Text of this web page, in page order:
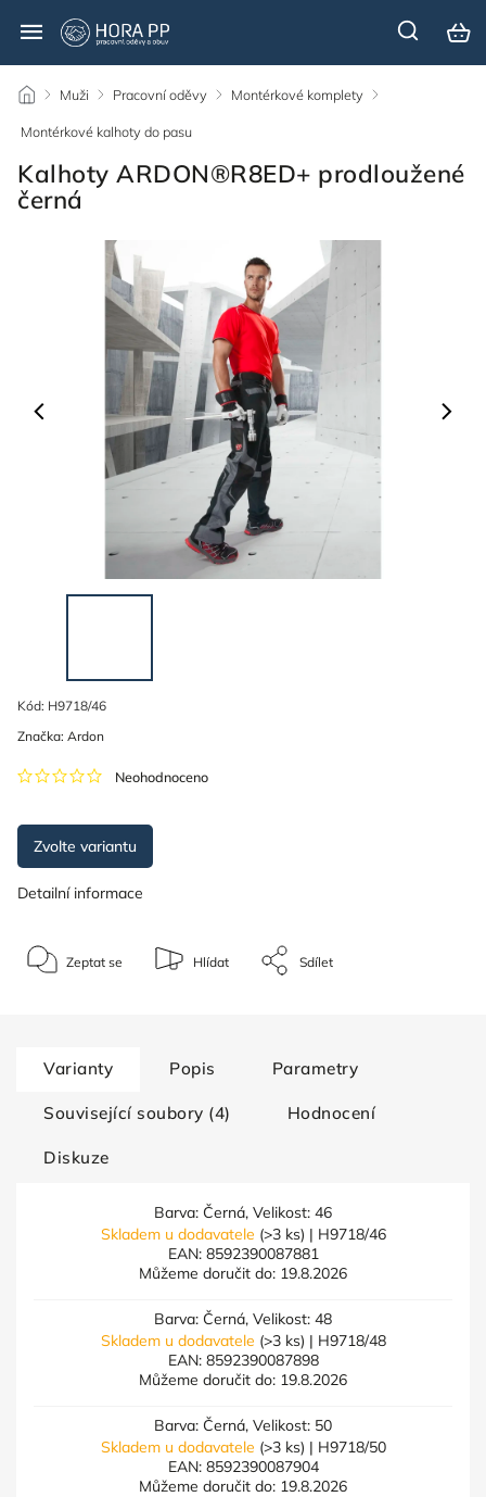
/ Muži / Pracovní oděvy / Montérkové komplety /
Montérkové kalhoty do pasu
Kalhoty ARDON®R8ED+ prodloužené
černá
Kód: H9718/46
Neohodnoceno
Značka: Ardon
Zvolte variantu
Detailní informace
Zeptat se Hlídat Sdílet
Varianty Popis Parametry
Související soubory (4) Hodnocení
Diskuze
Barva: Černá, Velikost: 46
Skladem u dodavatele (>3 ks) | H9718/46
EAN: 8592390087881
Můžeme doručit do: 19.8.2026
Barva: Černá, Velikost: 48
Skladem u dodavatele (>3 ks) | H9718/48
EAN: 8592390087898
Můžeme doručit do: 19.8.2026
Barva: Černá, Velikost: 50
Skladem u dodavatele (>3 ks) | H9718/50
EAN: 8592390087904
Můžeme doručit do: 19.8.2026